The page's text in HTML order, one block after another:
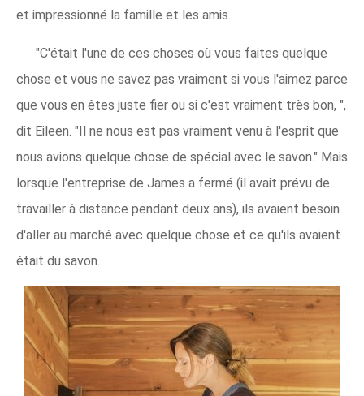
et impressionné la famille et les amis.
"C'était l'une de ces choses où vous faites quelque
chose et vous ne savez pas vraiment si vous l'aimez parce
que vous en êtes juste fier ou si c'est vraiment très bon, ",
dit Eileen. "Il ne nous est pas vraiment venu à l'esprit que
nous avions quelque chose de spécial avec le savon." Mais
lorsque l'entreprise de James a fermé (il avait prévu de
travailler à distance pendant deux ans), ils avaient besoin
d'aller au marché avec quelque chose et ce qu'ils avaient
était du savon.